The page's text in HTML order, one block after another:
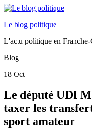
Le blog politique
L'actu politique en Franche-
Blog
18 Oct
Le député UDI
taxer les
sport amateur